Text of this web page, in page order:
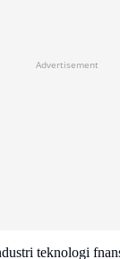
Advertisement
teknologi